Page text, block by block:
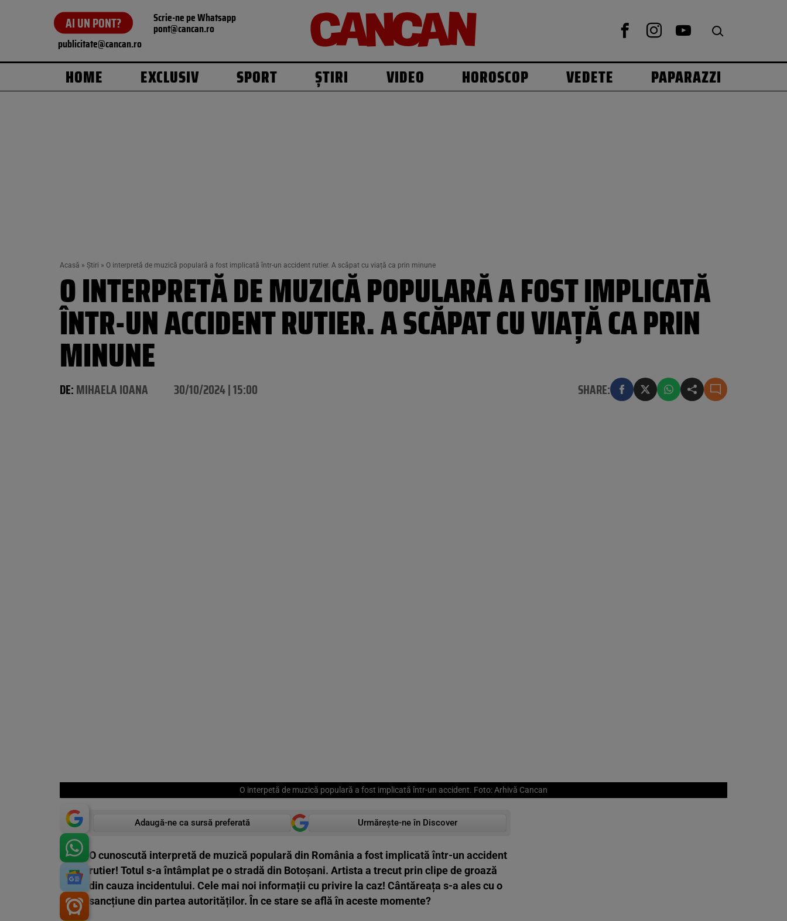
AI UN PONT? Scrie-ne pe Whatsapp
pont@cancan.ro
publicitate@cancan.ro
HOME EXCLUSIV SPORT ȘTIRI VIDEO HOROSCOP VEDETE PAPARAZZI
Acasă » Știri » O interpretă de muzică populară a fost implicată într-un accident rutier. A scăpat cu viață ca prin minune
O INTERPRETĂ DE MUZICĂ POPULARĂ A FOST IMPLICATĂ
ÎNTR-UN ACCIDENT RUTIER. A SCĂPAT CU VIAȚĂ CA PRIN
MINUNE
DE:MIHAELA IOANA 30/10/2024 | 15:00 SHARE:
O interpetă de muzică populară a fost implicată într-un accident. Foto: Arhivă Cancan
Adaugă-ne ca sursă preferată Urmărește-ne în Discover
O cunoscută interpretă de muzică populară din România a fost implicată într-un accident
rutier! Totul s-a întâmplat pe o stradă din Botoșani. Artista a trecut prin clipe de groază
din cauza incidentului. Cele mai noi informații cu privire la caz! Cântăreața s-a ales cu o
sancțiune din partea autorităților. În ce stare se află în aceste momente?